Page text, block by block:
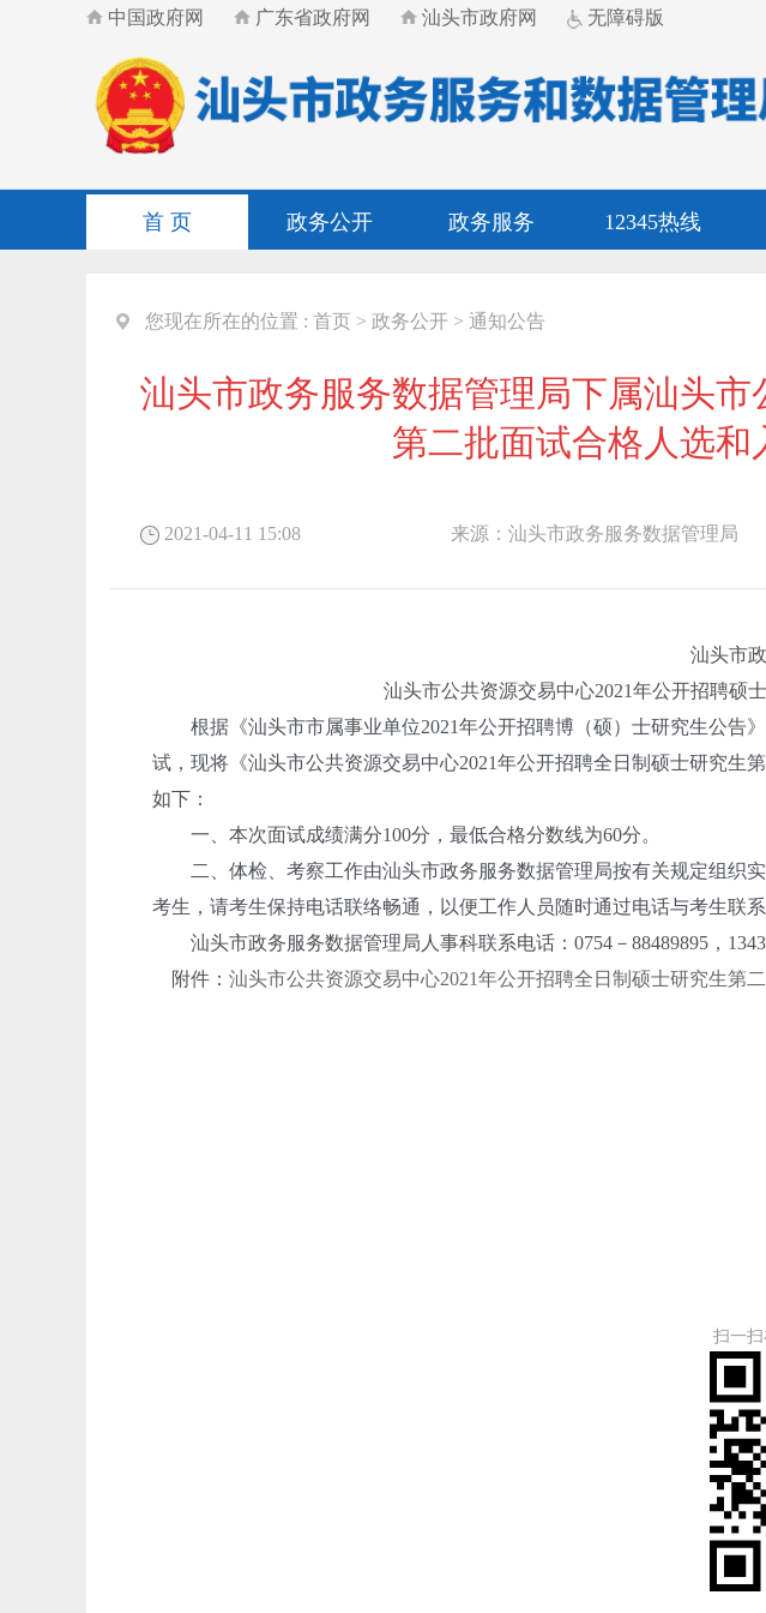
中国政府网 广东省政府网 汕头市政府网 无障碍版
首 页 政务公开 政务服务 12345热线
您现在所在的位置 : 首页 > 政务公开 > 通知公告
汕头市政务服务数据管理局下属汕头
第二批面试合格人选
2021-04-11 15:08 来源：汕头市政务服务数据管理局
汕头市政
汕头市公共资源交易中心2021年公开招聘硕
根据《汕头市市属事业单位2021年公开招聘博（硕）士研究生公告
试，现将《汕头市公共资源交易中心2021年公开招聘全日制硕士研究
如下：
一、本次面试成绩满分100分，最低合格分数线为60分。
二、体检、考察工作由汕头市政务服务数据管理局按有关规定组织
考生，请考生保持电话联络畅通，以便工作人员随时通过电话与考生联系
汕头市政务服务数据管理局人事科联系电话：0754－88489895，
附件： 汕头市公共资源交易中心2021年公开招聘全日制硕士研究生第
扫一